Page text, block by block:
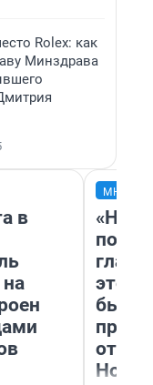
Rolex: как
Минздрава
в
на
этого
бьет